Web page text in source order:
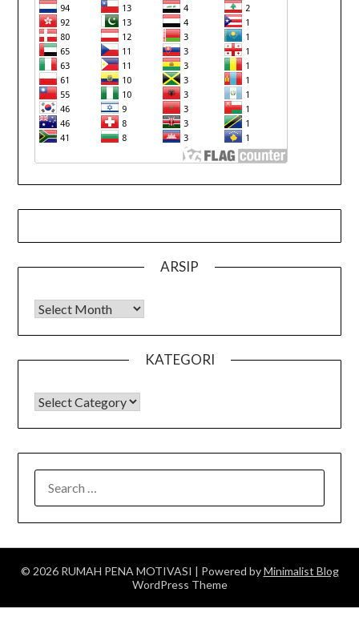
ARSIP
Arsip
KATEGORI
KATEGORI
FOR:
© 2026 RUMAH PENA MOTIVASI | Powered byMinimalist Blog
WordPress Theme